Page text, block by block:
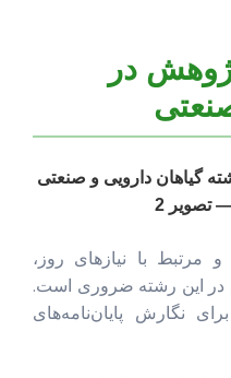
در
مرتبط با نیازهای روز،
این رشته ضروری است.
نگارش پایان‌نامه‌های